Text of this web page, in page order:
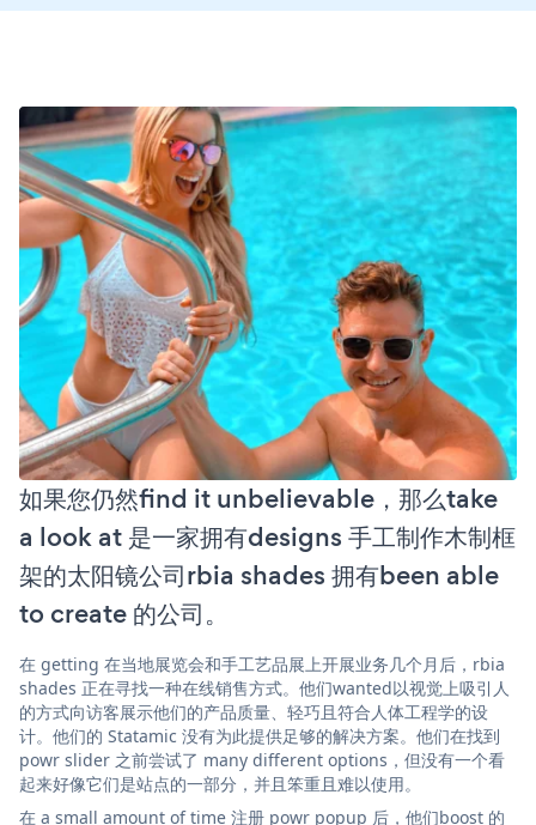
如果您仍然find it unbelievable，那么take
a look at 是一家拥有designs 手工制作木制框
架的太阳镜公司rbia shades 拥有been able
to create 的公司。
在 getting 在当地展览会和手工艺品展上开展业务几个月后，rbia
shades 正在寻找一种在线销售方式。他们wanted以视觉上吸引人
的方式向访客展示他们的产品质量、轻巧且符合人体工程学的设
计。他们的 Statamic 没有为此提供足够的解决方案。他们在找到
powr slider 之前尝试了 many different options，但没有一个看
起来好像它们是站点的一部分，并且笨重且难以使用。
在 a small amount of time 注册 powr popup 后，他们boost 的